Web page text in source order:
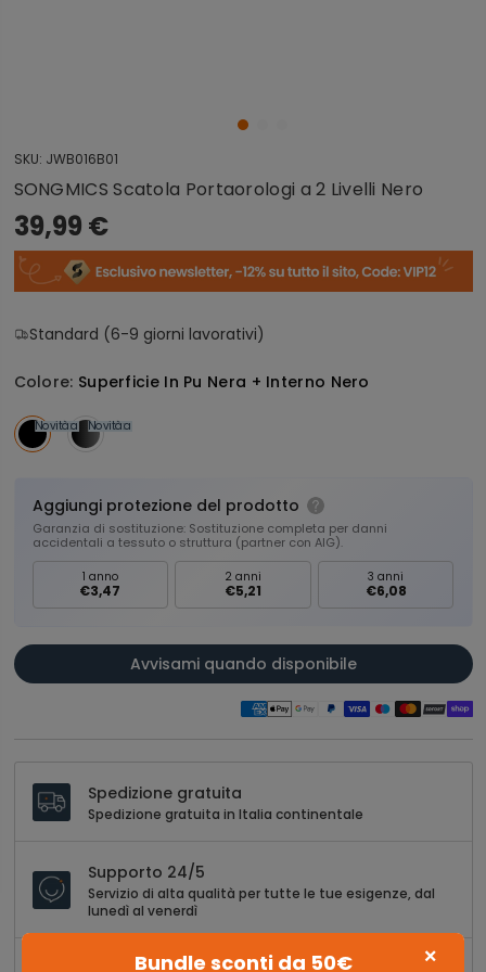
SKU: JWB016B01
SONGMICS Scatola Portaorologi a 2 Livelli Nero
39,99 €
Standard (6-9 giorni lavorativi)
Colore: Superficie In Pu Nera + Interno Nero
Vendita
Novità Vendita
Novità
Aggiungi protezione del prodotto
Garanzia di sostituzione: Sostituzione completa per danni
accidentali a tessuto o struttura (partner con AIG).
1 anno
€3,47
2 anni
€5,21
3 anni
€6,08
Avvisami quando disponibile
Spedizione gratuita
Spedizione gratuita in Italia continentale
Supporto 24/5
Servizio di alta qualità per tutte le tue esigenze, dal
lunedì al venerdì
×
Bundle sconti da 50€